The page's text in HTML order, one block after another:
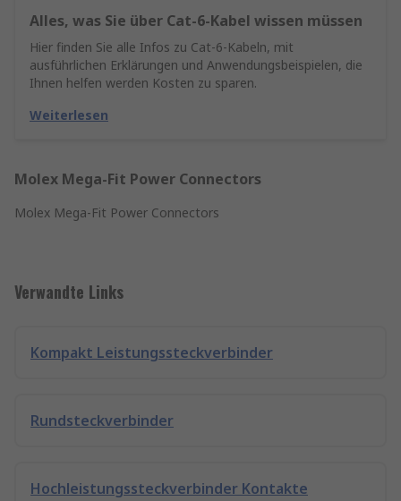
Alles, was Sie über Cat-6-Kabel wissen müssen
Hier finden Sie alle Infos zu Cat-6-Kabeln, mit
ausführlichen Erklärungen und Anwendungsbeispielen, die
Ihnen helfen werden Kosten zu sparen.
Weiterlesen
Molex Mega-Fit Power Connectors
Molex Mega-Fit Power Connectors
Verwandte Links
Kompakt Leistungssteckverbinder
Rundsteckverbinder
Hochleistungssteckverbinder Kontakte